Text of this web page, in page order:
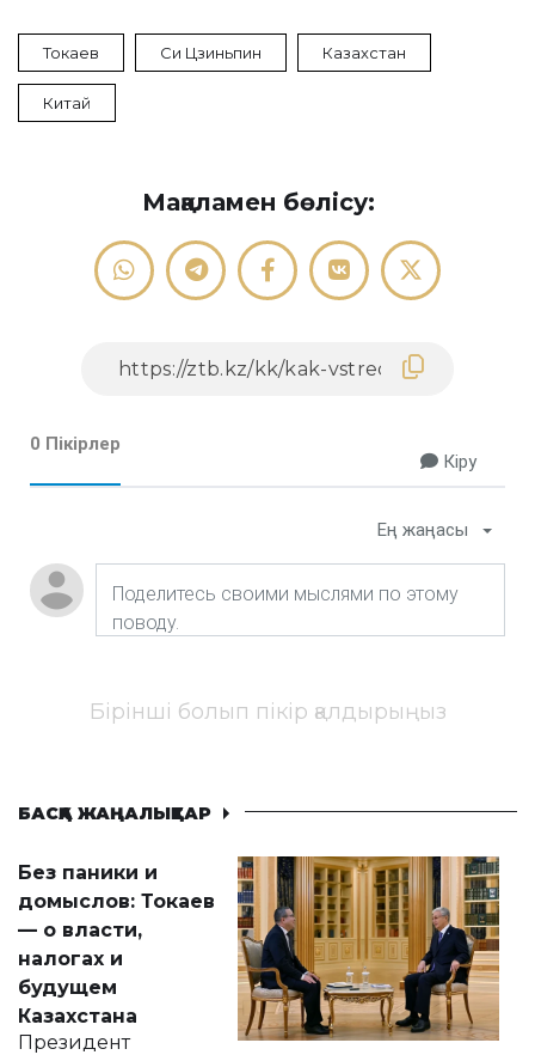
Токаев Си Цзиньпин Казахстан
Китай
Мақаламен бөлісу:
0 Пікірлер
Кіру
Ең жаңасы
Бірінші болып пікір қалдырыңыз
БАСҚА ЖАҢАЛЫҚТАР
Без паники и
домыслов: Токаев
— о власти,
налогах и
будущем
Казахстана
Президент